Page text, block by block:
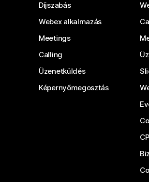
Díjszabás
Webex alkalmazás
Meetings
Calling
Üzenetküldés
Képernyőmegosztás